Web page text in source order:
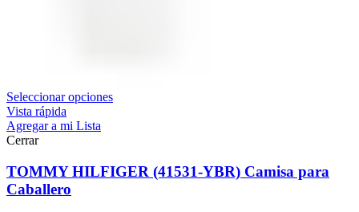
Seleccionar opciones
Vista rápida
Agregar a mi Lista
Cerrar
TOMMY HILFIGER (41531-YBR) Camisa para
Caballero